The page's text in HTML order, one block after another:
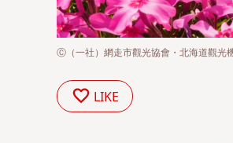
Ⓒ（一社）網走市觀光協會・北海道觀光
LIKE